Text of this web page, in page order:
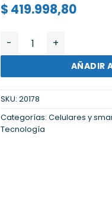
$ 419.998,80
Smartwatch Xiaomi S4
AÑADIR
SKU: 20178
Categorías: Celulares y
Tecnología